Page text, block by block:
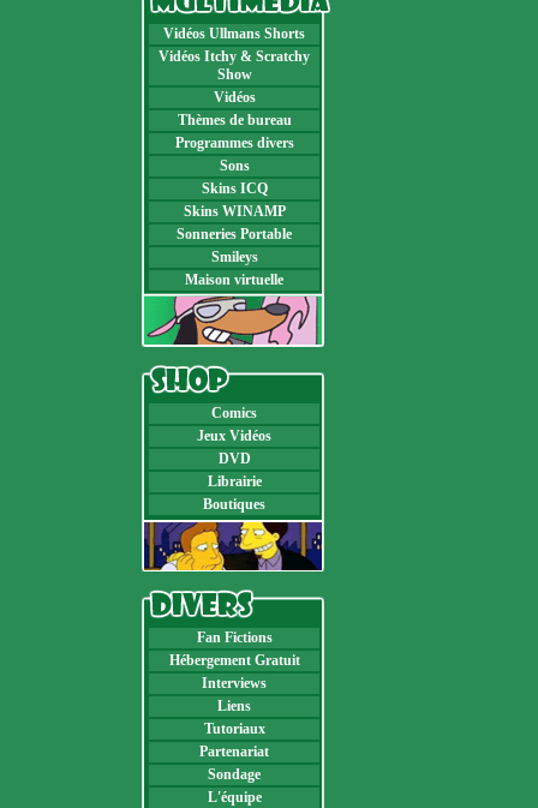
Vidéos Ullmans Shorts
Vidéos Itchy & Scratchy
Show
Vidéos
Thèmes de bureau
Programmes divers
Sons
Skins ICQ
Skins WINAMP
Sonneries Portable
Smileys
Maison virtuelle
Comics
Jeux Vidéos
DVD
Librairie
Boutiques
Fan Fictions
Hébergement Gratuit
Interviews
Liens
Tutoriaux
Partenariat
Sondage
L'équipe